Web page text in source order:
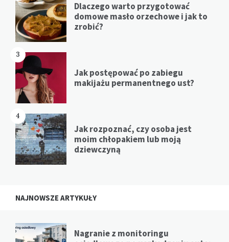
Dlaczego warto przygotować
domowe masło orzechowe i jak to
zrobić?
3
Jak postępować po zabiegu
makijażu permanentnego ust?
4
Jak rozpoznać, czy osoba jest
moim chłopakiem lub moją
dziewczyną
NAJNOWSZE ARTYKUŁY
Nagranie z monitoringu